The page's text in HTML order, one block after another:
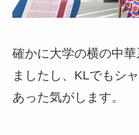
確かに大学の横の中
ましたし、KLでもシ
あった気がします。